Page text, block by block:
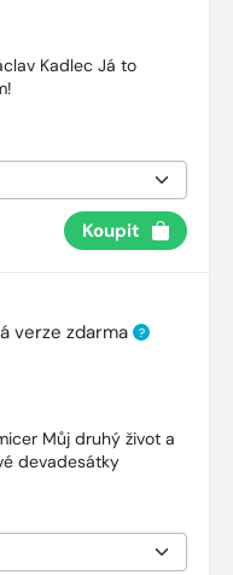
Kadlec Já to
Koupit
verze zdarma ?
Můj druhý život a
devadesátky